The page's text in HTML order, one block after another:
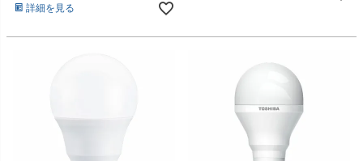
詳細を見る